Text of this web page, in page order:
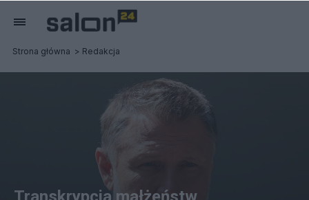
Strona główna Redakcja